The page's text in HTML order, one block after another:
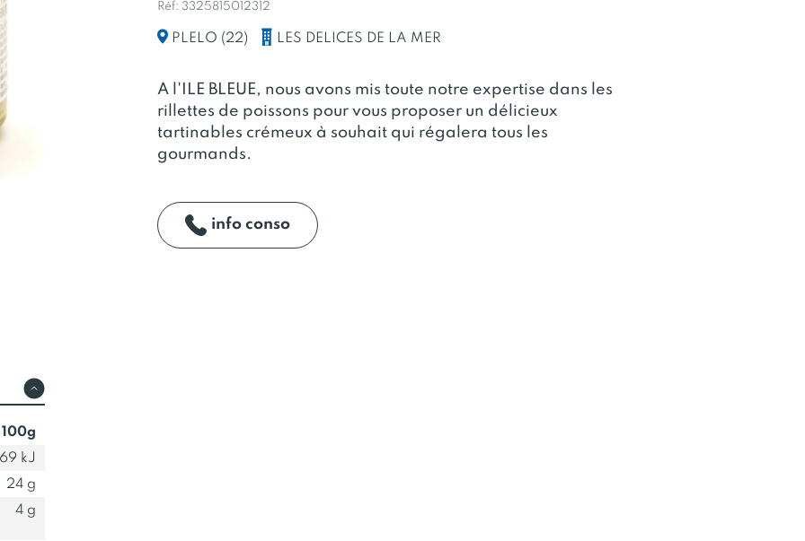
kJ
24 g
4 g
Réf: 3325815012312
PLELO (22) LES DELICES DE LA MER
A l'ILE BLEUE, nous avons mis toute notre expertise dans les
rillettes de poissons pour vous proposer un délicieux
tartinables crémeux à souhait qui régalera tous les
gourmands.
info conso